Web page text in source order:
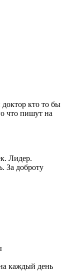
кто то бы
что пишут на
Лидер.
За доброту
каждый день